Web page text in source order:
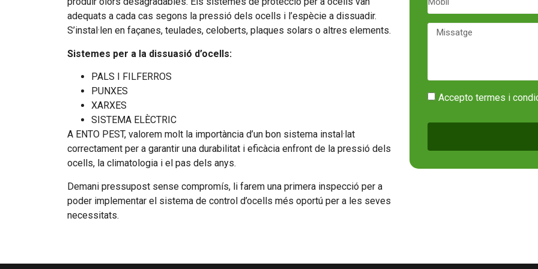
adequats a cada cas segons la pressió dels ocells i l’espècie a dissuadir.
S’instal·len en façanes, teulades, celoberts, plaques solars o altres elements.
Sistemes per a la dissuasió d’ocells:
PALS I FILFERROS
PUNXES
XARXES
SISTEMA ELÈCTRIC
A ENTO PEST, valorem molt la importància d’un bon sistema instal·lat
correctament per a garantir una durabilitat i eficàcia enfront de la pressió dels
ocells, la climatologia i el pas dels anys.
Demani pressupost sense compromís, li farem una primera inspecció per a
poder implementar el sistema de control d’ocells més oportú per a les seves
necessitats.
Accepto termes i